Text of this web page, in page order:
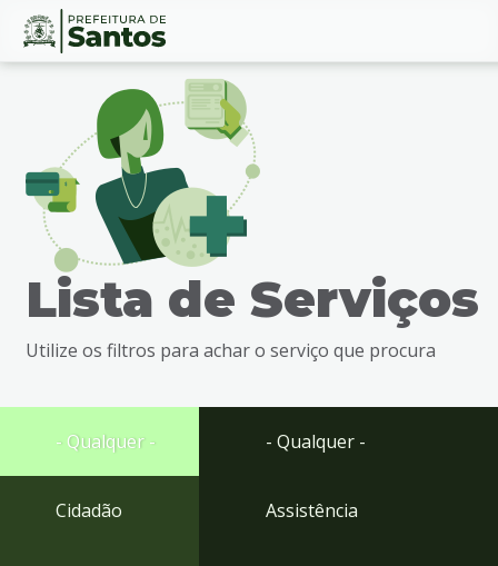
Ir
busca
Ir
rodapé
Conteúdo
Lista de Serviços
Utilize os filtros para achar o serviço que procura
- Qualquer -
Cidadão
- Qualquer -
Assistência